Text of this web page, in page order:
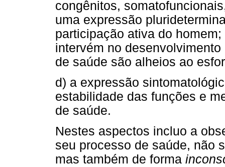
congênitos,
uma expressão
participação ativa do
intervém no
de saúde são alheios ao
d) a expressão
estabilidade das funções e
de saúde.
Nestes aspectos incluo a
seu processo de saúde, não
mas também de forma